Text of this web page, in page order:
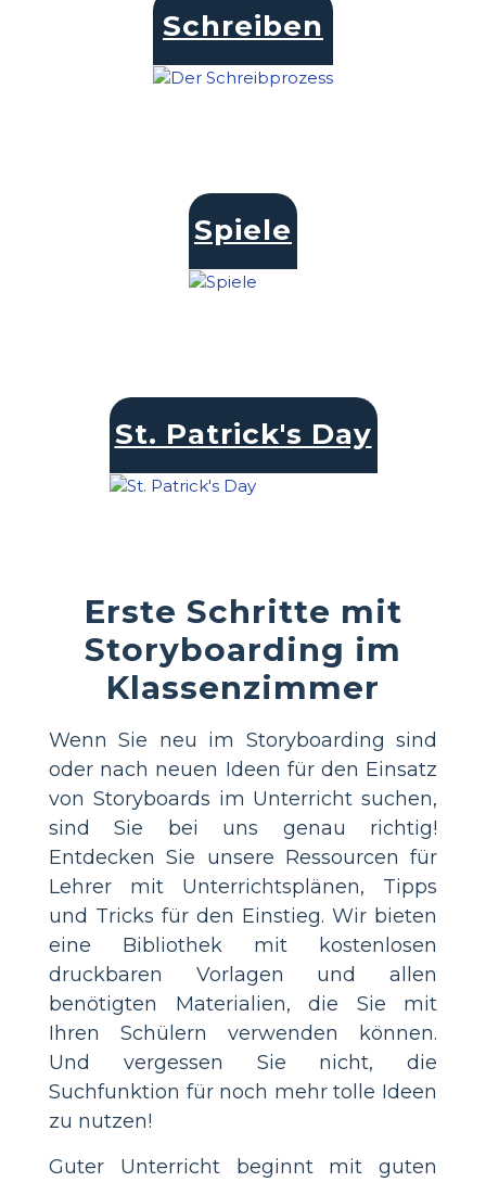
Schreiben
Spiele
St. Patrick's Day
Erste Schritte mit
Storyboarding im
Klassenzimmer
Wenn Sie neu im Storyboarding sind
oder nach neuen Ideen für den Einsatz
von Storyboards im Unterricht suchen,
sind Sie bei uns genau richtig!
Entdecken Sie unsere Ressourcen für
Lehrer mit Unterrichtsplänen, Tipps
und Tricks für den Einstieg. Wir bieten
eine Bibliothek mit kostenlosen
druckbaren Vorlagen und allen
benötigten Materialien, die Sie mit
Ihren Schülern verwenden können.
Und vergessen Sie nicht, die
Suchfunktion für noch mehr tolle Ideen
zu nutzen!
Guter Unterricht beginnt mit guten